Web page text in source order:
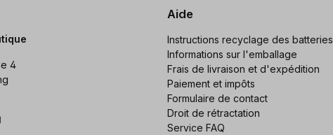
4
Aide
Instructions recyclage des batteries
Informations sur l'emballage
Frais de livraison et d'expédition
Paiement et impôts
Formulaire de contact
Droit de rétractation
Service FAQ